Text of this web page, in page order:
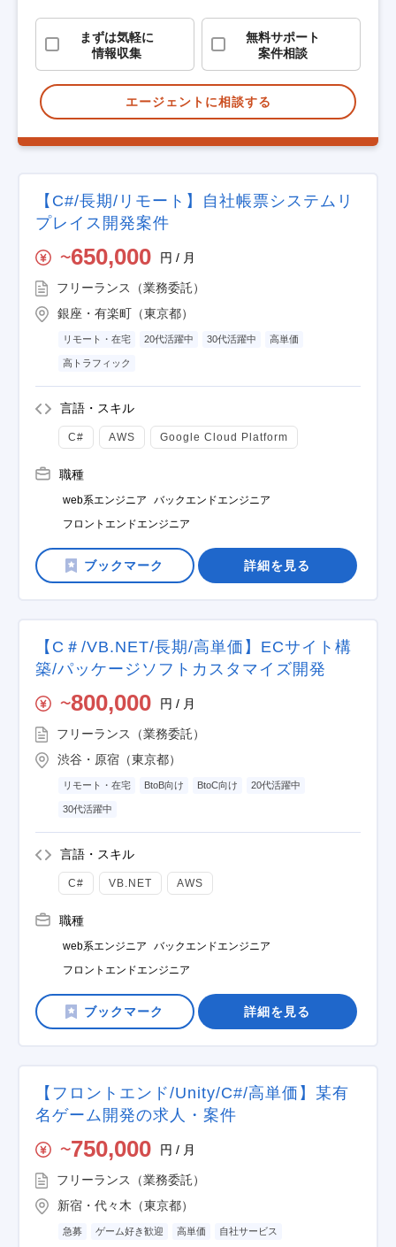
まずは気軽に
情報収集
無料サポート
案件相談
エージェントに相談する
【C#/長期/リモート】自社帳票システムリ
プレイス開発案件
〜650,000 円 / 月
フリーランス（業務委託）
銀座・有楽町（東京都）
リモート・在宅 20代活躍中 30代活躍中 高単価
高トラフィック
言語・スキル
C# AWS Google Cloud Platform
職種
web系エンジニア
バックエンドエンジニア
フロントエンドエンジニア
詳細を見る
【C＃/VB.NET/長期/高単価】ECサイト構
築/パッケージソフトカスタマイズ開発
〜800,000 円 / 月
フリーランス（業務委託）
渋谷・原宿（東京都）
リモート・在宅 BtoB向け BtoC向け 20代活躍中
30代活躍中
言語・スキル
C# VB.NET AWS
職種
web系エンジニア
バックエンドエンジニア
フロントエンドエンジニア
詳細を見る
【フロントエンド/Unity/C#/高単価】某有
名ゲーム開発の求人・案件
〜750,000 円 / 月
フリーランス（業務委託）
新宿・代々木（東京都）
急募 ゲーム好き歓迎 高単価 自社サービス